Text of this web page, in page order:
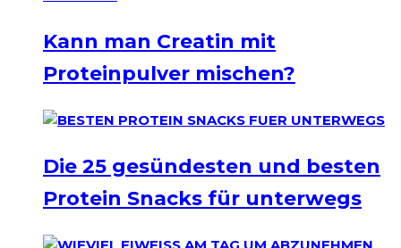
Kann man Creatin mit
Proteinpulver mischen?
Die 25 gesündesten und besten
Protein Snacks für unterwegs